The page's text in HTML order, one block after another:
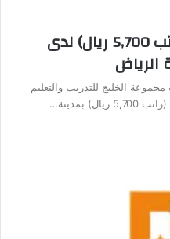
وظائف خدمة عملاء (برواتب 5,700 ريال) لدى
الخليج للتدريب والتعليم
بمدينة…